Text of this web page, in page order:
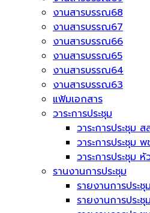
งานสารบรรณ68
งานสารบรรณ67
งานสารบรรณ66
งานสารบรรณ65
งานสารบรรณ64
งานสารบรรณ63
แฟ้มเอกสาร
วาระการประชุม
วาระการประชุม ส
วาระการประชุม พ
วาระการประชุม
รานงานการประชุม
รายงานการประ
รายงานการประ